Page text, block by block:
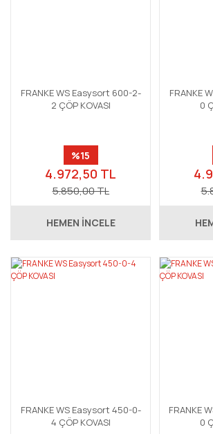
FRANKE WS Easysort 600-2-
2 ÇÖP KOVASI
%15
4.972,50 TL
5.850,00 TL
HEMEN İNCELE
FRANKE
0
FRANKE WS Easysort 450-0-
4 ÇÖP KOVASI
FRANKE
0